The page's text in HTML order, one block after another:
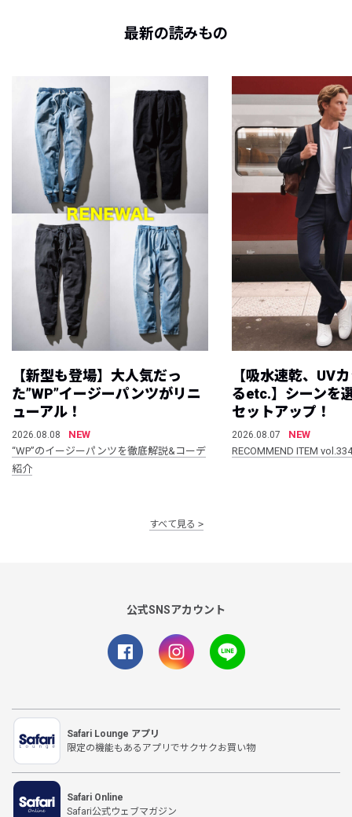
最新の読みもの
【新型も登場】大人気だっ
た”WP”イージーパンツがリニ
ューアル！
2026.08.08
NEW
“WP”のイージーパンツを徹底解説&コーデ
紹介
【吸水速乾、UV
るetc.】シーンを
セットアップ！
2026.08.07
NEW
RECOMMEND ITEM vol.334
すべて見る
公式SNSアカウント
Safari Lounge アプリ
限定の機能もあるアプリでサクサクお買い物
Safari Online
Safari公式ウェブマガジン